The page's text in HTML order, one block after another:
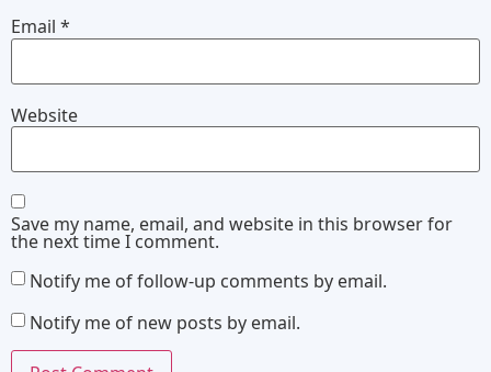
Email *
Website
Save my name, email, and website in this browser for
the next time I comment.
Notify me of follow-up comments by email.
Notify me of new posts by email.